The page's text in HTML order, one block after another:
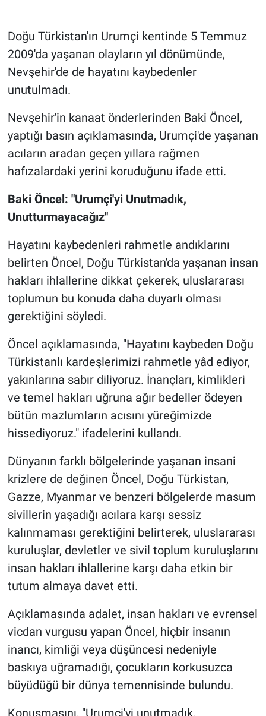
Doğu Türkistan'ın Urumçi kentinde 5 Temmuz
2009'da yaşanan olayların yıl dönümünde,
Nevşehir'de de hayatını kaybedenler
unutulmadı.
Nevşehir'in kanaat önderlerinden Baki Öncel,
yaptığı basın açıklamasında, Urumçi'de yaşanan
acıların aradan geçen yıllara rağmen
hafızalardaki yerini koruduğunu ifade etti.
Baki Öncel: "Urumçi'yi Unutmadık,
Unutturmayacağız"
Hayatını kaybedenleri rahmetle andıklarını
belirten Öncel, Doğu Türkistan'da yaşanan insan
hakları ihlallerine dikkat çekerek, uluslararası
toplumun bu konuda daha duyarlı olması
gerektiğini söyledi.
Öncel açıklamasında, "Hayatını kaybeden Doğu
Türkistanlı kardeşlerimizi rahmetle yâd ediyor,
yakınlarına sabır diliyoruz. İnançları, kimlikleri
ve temel hakları uğruna ağır bedeller ödeyen
bütün mazlumların acısını yüreğimizde
hissediyoruz." ifadelerini kullandı.
Dünyanın farklı bölgelerinde yaşanan insani
krizlere de değinen Öncel, Doğu Türkistan,
Gazze, Myanmar ve benzeri bölgelerde masum
sivillerin yaşadığı acılara karşı sessiz
kalınmaması gerektiğini belirterek, uluslararası
kuruluşlar, devletler ve sivil toplum kuruluşlarını
insan hakları ihlallerine karşı daha etkin bir
tutum almaya davet etti.
Açıklamasında adalet, insan hakları ve evrensel
vicdan vurgusu yapan Öncel, hiçbir insanın
inancı, kimliği veya düşüncesi nedeniyle
baskıya uğramadığı, çocukların korkusuzca
büyüdüğü bir dünya temennisinde bulundu.
Konuşmasını, "Urumçi'yi unutmadık,
Kayseri
Niğde
Aksaray
Kırşehir
Yerel
Asayiş
Kültür - Sanat
Politika
Magazin
Çevre
Haberde İnsan